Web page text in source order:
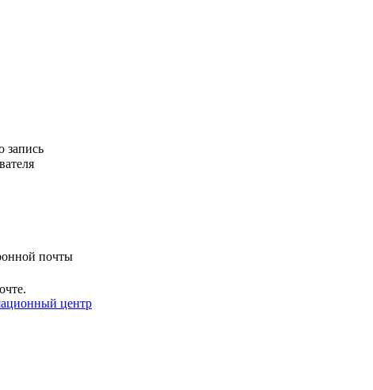
запись
почты
центр